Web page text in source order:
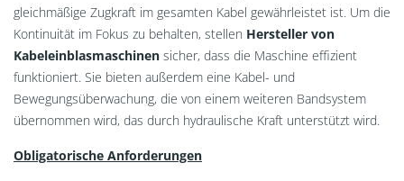
gleichmäßige Zugkraft im gesamten Kabel gewährleistet ist. Um die
Kontinuität im Fokus zu behalten, stellen Hersteller von
Kabeleinblasmaschinen sicher, dass die Maschine effizient
funktioniert. Sie bieten außerdem eine Kabel- und
Bewegungsüberwachung, die von einem weiteren Bandsystem
übernommen wird, das durch hydraulische Kraft unterstützt wird.
Obligatorische Anforderungen